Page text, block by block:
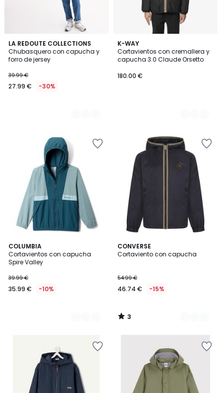
LA REDOUTE COLLECTIONS
Chubasquero con capucha y
forro de jersey
39.99 €
27.99 € -30%
3
Colores
K-WAY
Cortavientos con cremallera y
capucha 3.0 Claude Orsetto
180.00 €
2
Colores
COLUMBIA
Cortavientos con capucha
Spire Valley
39.99 €
35.99 € -10%
2
Colores
CONVERSE
Cortaviento con capucha
54.99 €
46.74 € -15%
3
/
2
Colores
3
/